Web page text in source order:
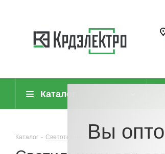
Каталог
Каталог - Светотехника - Светильники для
Вы